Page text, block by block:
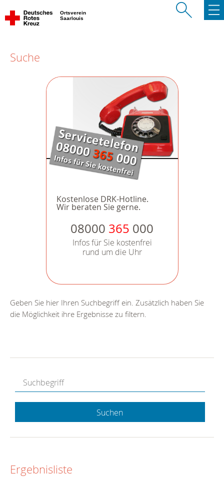
Ortsverein
Saarlouis
Suche
Kostenlose DRK-Hotline.
Wir beraten Sie gerne.
08000 365 000
Infos für Sie kostenfrei
rund um die Uhr
Geben Sie hier Ihren Suchbegriff ein. Zusätzlich haben Sie
die Möglichkeit ihre Ergebnisse zu filtern.
Suchen
Ergebnisliste